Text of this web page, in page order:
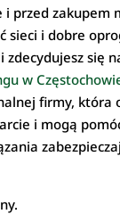
i przed zakupem
sieci i dobre
zdecydujesz się
w
firmy, która
i mogą